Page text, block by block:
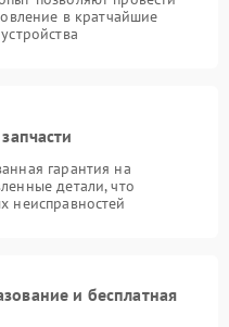
в кратчайшие
гарантия на
детали, что
неисправностей
и бесплатная